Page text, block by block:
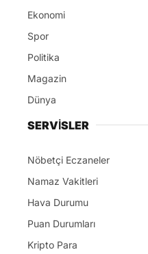
Ekonomi
Spor
Politika
Magazin
Dünya
SERVİSLER
Nöbetçi Eczaneler
Namaz Vakitleri
Hava Durumu
Puan Durumları
Kripto Para